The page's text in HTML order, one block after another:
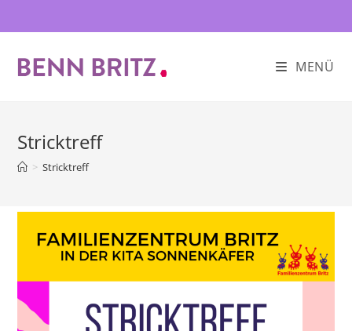
Inhalt
MENÜ
Stricktreff
> Stricktreff